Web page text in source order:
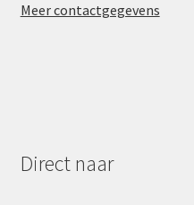
Meer contactgegevens
Direct naar